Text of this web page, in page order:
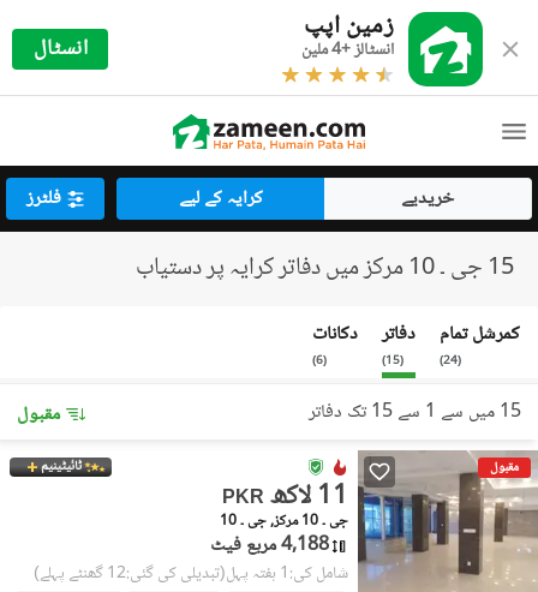
زمین اپپ
انسٹالز +4 ملین انسٹال
خریدیے کرایہ کے لیے فلٹرز
15 جی ۔ 10 مرکز میں دفاتر کرایہ پر دستیاب
کمرشل تمام
(
24
)
دفاتر
(
15
)
دکانات
(
6
)
15 میں سے 1 سے 15 تک دفاتر مقبول
مقبول ٹائیٹینیم
PKR 11 لاکھ
جی ۔ 10 مرکز, جی ۔ 10
4,188 مربع فیٹ
شامل کی:1 ہفتہ پہل (تبدیلی کی گئی:12 گھنٹے پہلے)